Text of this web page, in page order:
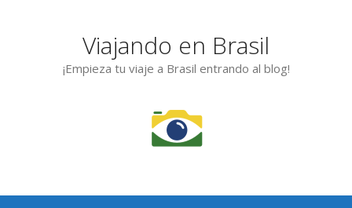
Viajando en Brasil
¡Empieza tu viaje a Brasil entrando al blog!